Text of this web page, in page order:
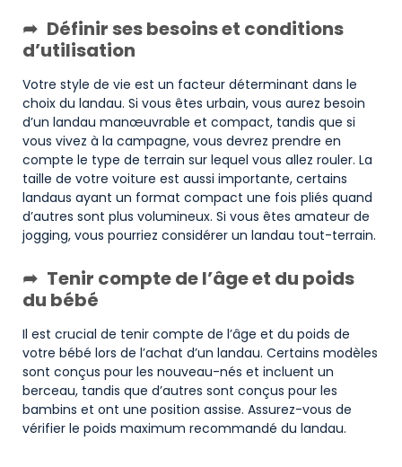
Définir ses besoins et conditions
d’utilisation
Votre style de vie est un facteur déterminant dans le
choix du landau. Si vous êtes urbain, vous aurez besoin
d’un landau manœuvrable et compact, tandis que si
vous vivez à la campagne, vous devrez prendre en
compte le type de terrain sur lequel vous allez rouler. La
taille de votre voiture est aussi importante, certains
landaus ayant un format compact une fois pliés quand
d’autres sont plus volumineux. Si vous êtes amateur de
jogging, vous pourriez considérer un landau tout-terrain.
Tenir compte de l’âge et du poids
du bébé
Il est crucial de tenir compte de l’âge et du poids de
votre bébé lors de l’achat d’un landau. Certains modèles
sont conçus pour les nouveau-nés et incluent un
berceau, tandis que d’autres sont conçus pour les
bambins et ont une position assise. Assurez-vous de
vérifier le poids maximum recommandé du landau.